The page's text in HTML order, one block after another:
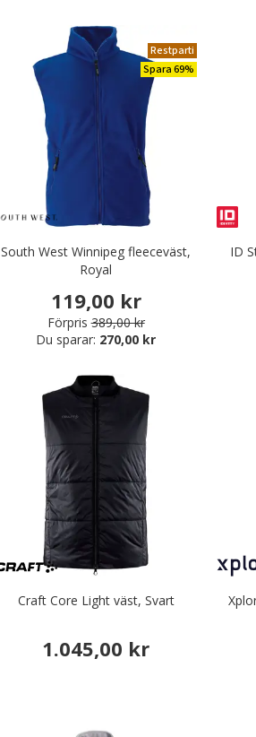
Restparti
Spara 69%
South West Winnipeg fleeceväst,
Royal
119,00 kr
Förpris 389,00 kr
Du sparar: 270,00 kr
ID
Craft Core Light väst, Svart
1.045,00 kr